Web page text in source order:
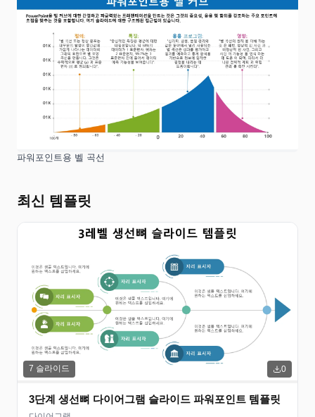
파워포인트용 벨 곡선
최신 템플릿
7 슬라이드 0
3단계 생선뼈 다이어그램 슬라이드 파워포인트 템플릿